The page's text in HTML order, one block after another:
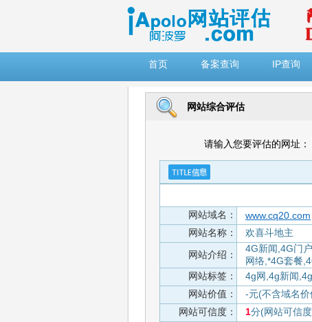
首页
备案查询 IP查询
网站综合评估
请输入您要评估的网址：
网站域名：
www.cq20.com
网站名称：
欢喜斗地主
网站介绍：
4G新闻,4G门
网络,*4G套餐
网站标签：
4g网,4g新闻
网站价值：
-元(不含域名
网站可信度：
1分(网站可信